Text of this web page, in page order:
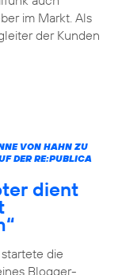
im Markt. Als
der Kunden
VON HAHN ZU
DER RE:PUBLICA
dient
die
Blogger-